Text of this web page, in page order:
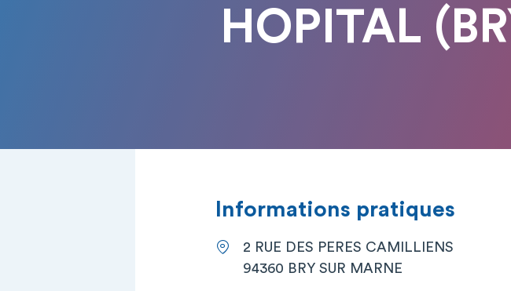
HOPITAL
Informations pratiques
2 RUE DES PERES CAMILLIENS
94360 BRY SUR MARNE